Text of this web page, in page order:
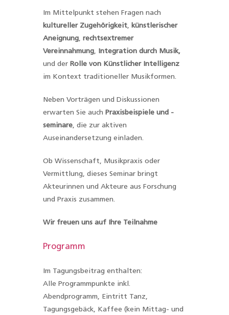
Im Mittelpunkt stehen Fragen nach
kultureller Zugehörigkeit, künstlerischer
Aneignung, rechtsextremer
Vereinnahmung, Integration durch Musik,
und der Rolle von Künstlicher Intelligenz
im Kontext traditioneller Musikformen.
Neben Vorträgen und Diskussionen
erwarten Sie auch Praxisbeispiele und -
seminare, die zur aktiven
Auseinandersetzung einladen.
Ob Wissenschaft, Musikpraxis oder
Vermittlung, dieses Seminar bringt
Akteurinnen und Akteure aus Forschung
und Praxis zusammen.
Wir freuen uns auf Ihre Teilnahme
Programm
Im Tagungsbeitrag enthalten:
Alle Programmpunkte inkl.
Abendprogramm, Eintritt Tanz,
Tagungsgebäck, Kaffee (kein Mittag- und